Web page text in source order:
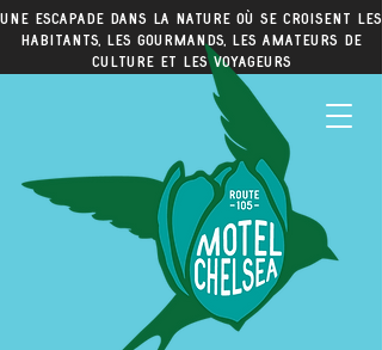
Une escapade dans la nature où se croisent les
habitants, les gourmands, les amateurs de
culture et les voyageurs